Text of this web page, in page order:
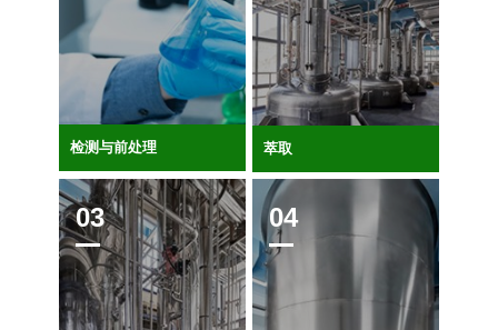
检测与前处理 萃取